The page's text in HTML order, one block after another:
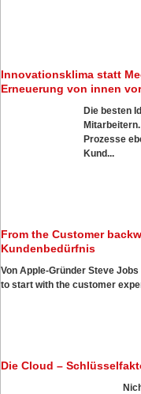
Innovationsklima statt
Erneuerung von innen
Die besten
Prozesse
Kund...
From the Customer
Kundenbedürfnis
Von Apple-Gründer Steve
to start with the customer
Die Cloud –